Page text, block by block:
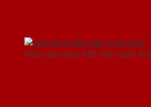
Mẫu cửa nhựa ABS Hàn Quốc